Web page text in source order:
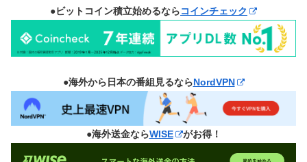
●ビットコイン積立始めるならコインチェック
●海外から日本の番組見るならNordVPN
●海外送金ならWISE がお得！